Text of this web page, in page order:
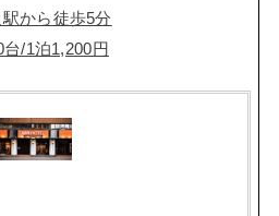
から徒歩5分
/1泊1,200円